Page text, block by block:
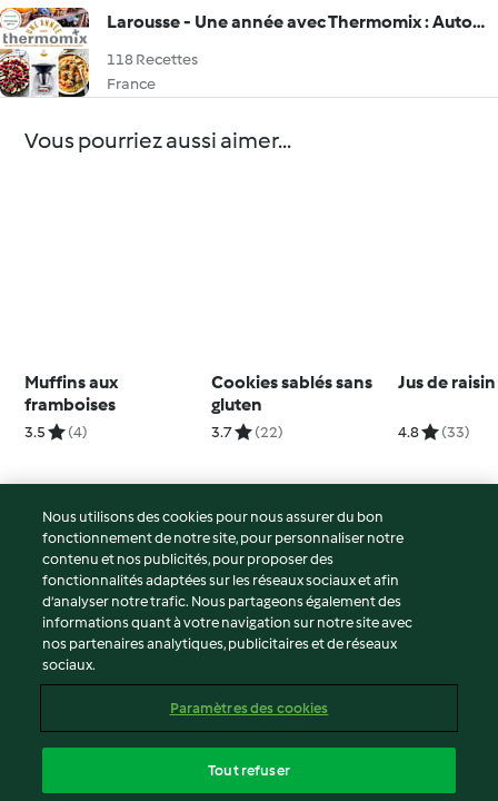
Larousse - Une année avec Thermomix : Automne - Été - Printemps - Hiver
118 Recettes
France
Vous pourriez aussi aimer...
Muffins aux
framboises
3.5 (4)
Cookies sablés sans
gluten
3.7 (22)
Jus de raisin
4.8 (33)
© Copyright 2026
Conditions d'utilisation
Politique de confidentialité
Non-responsabilité
Mentions légales
Contenu du rapport
Déclaration d'accessibilité
Nous utilisons des cookies pour nous assurer du bon
fonctionnement de notre site, pour personnaliser notre
contenu et nos publicités, pour proposer des
fonctionnalités adaptées sur les réseaux sociaux et afin
d’analyser notre trafic. Nous partageons également des
informations quant à votre navigation sur notre site avec
nos partenaires analytiques, publicitaires et de réseaux
sociaux.
Paramètres des cookies
Tout refuser